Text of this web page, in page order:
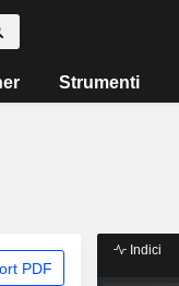
Strumenti
PDF
Indici